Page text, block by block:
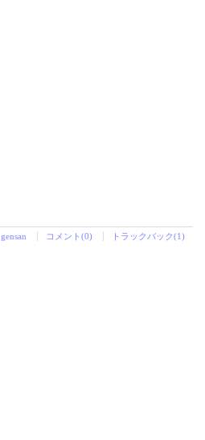
gensan コメント(0) トラックバック(1)